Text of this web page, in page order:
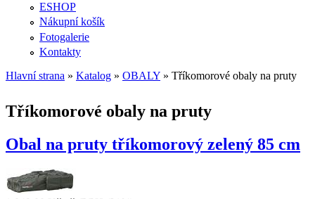
ESHOP
Nákupní košík
Fotogalerie
Kontakty
Hlavní strana » Katalog » OBALY » Tříkomorové obaly na pruty
Tříkomorové obaly na pruty
Obal na pruty tříkomorový zelený 85 cm